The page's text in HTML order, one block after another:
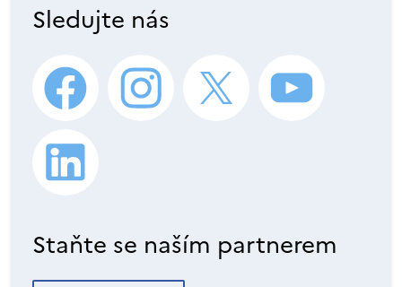
Sledujte nás
Staňte se naším partnerem